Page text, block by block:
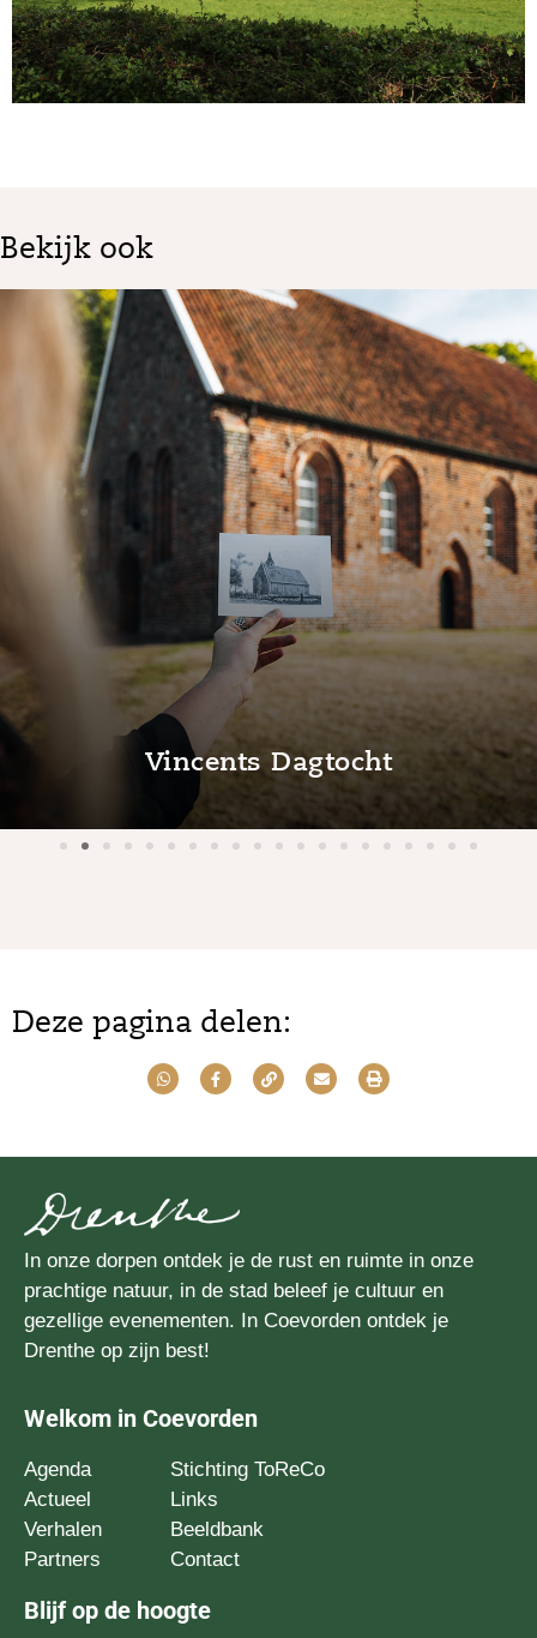
Bekijk ook
Vincents Dagtocht
Deze pagina delen:
In onze dorpen ontdek je de rust en ruimte in onze
prachtige natuur, in de stad beleef je cultuur en
gezellige evenementen. In Coevorden ontdek je
Drenthe op zijn best!
Welkom in Coevorden
Agenda
Actueel
Verhalen
Partners
Stichting ToReCo
Links
Beeldbank
Contact
Blijf op de hoogte